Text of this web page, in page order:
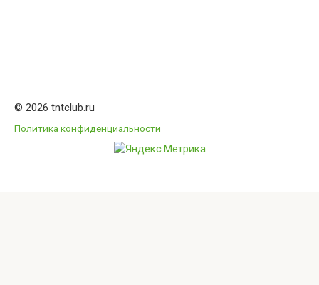
© 2026 tntclub.ru
Политика конфиденциальности